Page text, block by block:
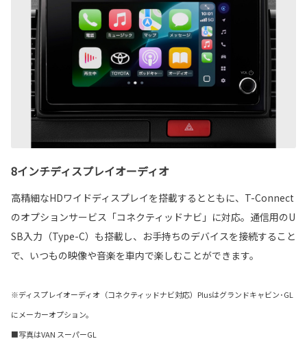
8インチディスプレイオーディオ
高精細なHDワイドディスプレイを搭載するとともに、T-Connect
のオプションサービス「コネクティッドナビ」に対応。通信用のU
SB入力（Type-C）も搭載し、お手持ちのデバイスを接続すること
で、いつもの映像や音楽を車内で楽しむことができます。
※ディスプレイオーディオ（コネクティッドナビ対応）Plusはグランドキャビン･GL
にメーカーオプション。
■写真はVAN スーパーGL